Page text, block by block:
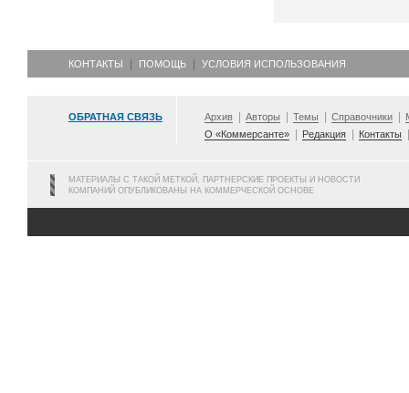
КОНТАКТЫ ПОМОЩЬ УСЛОВИЯ ИСПОЛЬЗОВАНИЯ
ОБРАТНАЯ СВЯЗЬ Архив Авторы Темы Справочники
О «Коммерсанте»
Редакция Контакты
МАТЕРИАЛЫ С ТАКОЙ МЕТКОЙ, ПАРТНЕРСКИЕ ПРОЕКТЫ И НОВОСТИ
КОМПАНИЙ ОПУБЛИКОВАНЫ НА КОММЕРЧЕСКОЙ ОСНОВЕ